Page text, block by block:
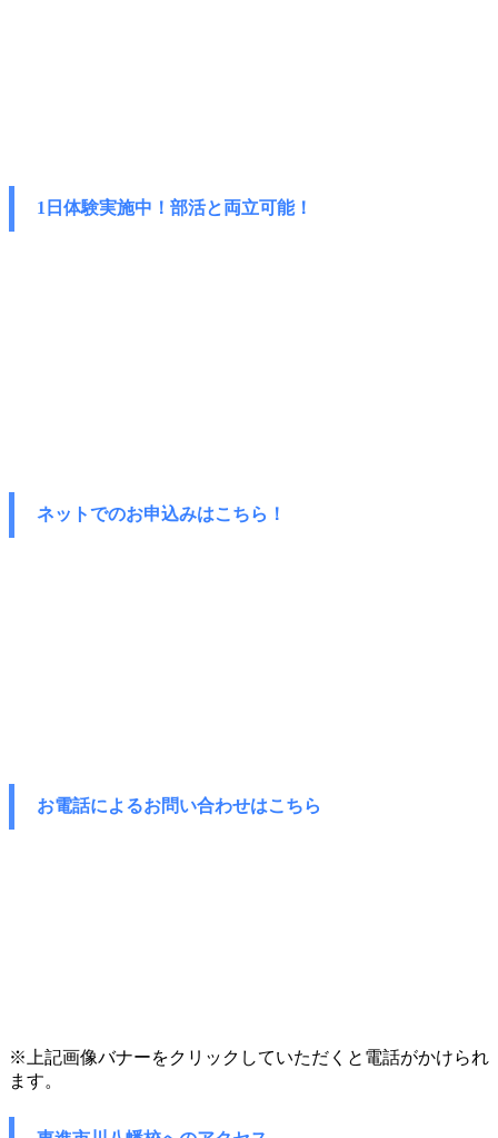
1日体験実施中！部活と両立可能！
ネットでのお申込みはこちら！
お電話によるお問い合わせはこちら
※上記画像バナーをクリックしていただくと電話がかけられ
ます。